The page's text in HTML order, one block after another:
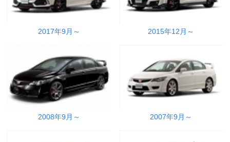
2017年9月～ 2015年12月～
2008年9月～ 2007年9月～